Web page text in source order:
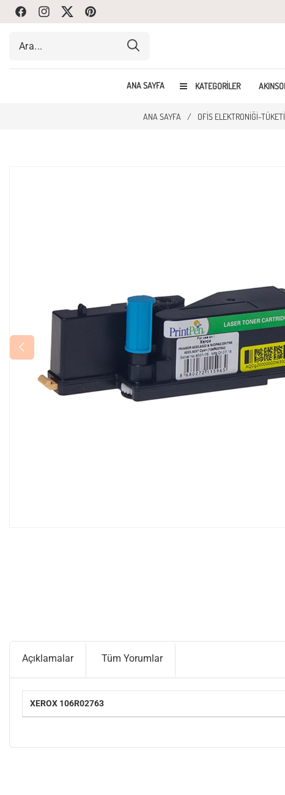
FacebookInstagram
Twitte Pinterest
ANA SAYFA KATEGORILER
ANA SAYFA / OFIS ELEKTRONIĞI-
Açıklamalar Tüm Yorumlar
XEROX 106R02763